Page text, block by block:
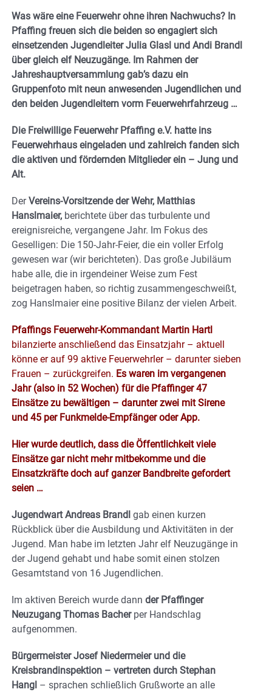
Was wäre eine Feuerwehr ohne ihren Nachwuchs? In
Pfaffing freuen sich die beiden so engagiert sich
einsetzenden Jugendleiter Julia Glasl und Andi Brandl
über gleich elf Neuzugänge. Im Rahmen der
Jahreshauptversammlung gab’s dazu ein
Gruppenfoto mit neun anwesenden Jugendlichen und
den beiden Jugendleitern vorm Feuerwehrfahrzeug …
Die Freiwillige Feuerwehr Pfaffing e.V. hatte ins
Feuerwehrhaus eingeladen und zahlreich fanden sich
die aktiven und fördernden Mitglieder ein – Jung und
Alt.
DerVereins-Vorsitzende der Wehr, Matthias
Hanslmaier, berichtete über das turbulente und
ereignisreiche, vergangene Jahr. Im Fokus des
Geselligen: Die 150-Jahr-Feier, die ein voller Erfolg
gewesen war (wir berichteten). Das große Jubiläum
habe alle, die in irgendeiner Weise zum Fest
beigetragen haben, so richtig zusammengeschweißt,
zog Hanslmaier eine positive Bilanz der vielen Arbeit.
Pfaffings Feuerwehr-Kommandant Martin Hartl
bilanzierte anschließend das Einsatzjahr – aktuell
könne er auf 99 aktive Feuerwehrler – darunter sieben
Frauen – zurückgreifen. Es waren im vergangenen
Jahr (also in 52 Wochen) für die Pfaffinger 47
Einsätze zu bewältigen – darunter zwei mit Sirene
und 45 per Funkmelde-Empfänger oder App.
Hier wurde deutlich, dass die Öffentlichkeit viele
Einsätze gar nicht mehr mitbekomme und die
Einsatzkräfte doch auf ganzer Bandbreite gefordert
seien …
Jugendwart Andreas Brandl gab einen kurzen
Rückblick über die Ausbildung und Aktivitäten in der
Jugend. Man habe im letzten Jahr elf Neuzugänge in
der Jugend gehabt und habe somit einen stolzen
Gesamtstand von 16 Jugendlichen.
Im aktiven Bereich wurde dann der Pfaffinger
Neuzugang Thomas Bacherper Handschlag
aufgenommen.
Bürgermeister Josef Niedermeier und die
Kreisbrandinspektion – vertreten durch Stephan
Hangl – sprachen schließlich Grußworte an alle